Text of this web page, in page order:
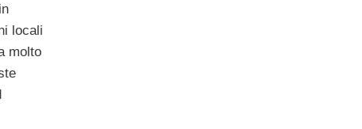
locali
molto